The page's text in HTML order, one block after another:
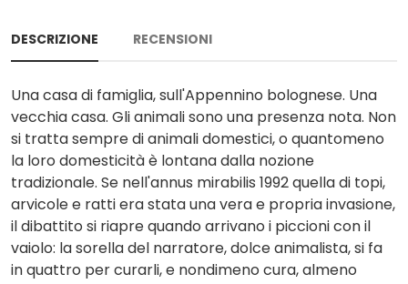
DESCRIZIONE RECENSIONI
Una casa di famiglia, sull'Appennino bolognese. Una
vecchia casa. Gli animali sono una presenza nota. Non
si tratta sempre di animali domestici, o quantomeno
la loro domesticità è lontana dalla nozione
tradizionale. Se nell'annus mirabilis 1992 quella di topi,
arvicole e ratti era stata una vera e propria invasione,
il dibattito si riapre quando arrivano i piccioni con il
vaiolo: la sorella del narratore, dolce animalista, si fa
in quattro per curarli, e nondimeno cura, almeno